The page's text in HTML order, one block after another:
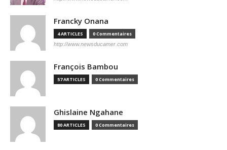
Francky Onana
4 ARTICLES 0 Commentaires
http://www.newsducamer.com
François Bambou
57 ARTICLES 0 Commentaires
Ghislaine Ngahane
80 ARTICLES 0 Commentaires